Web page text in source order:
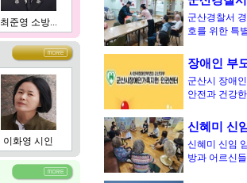
최준영 소방...
이화영 시인
군산경찰서
호를 위한 특
장애인 부
군산시 장애
안전과 건강
신혜미 신
신혜미 신임
방과 어르신